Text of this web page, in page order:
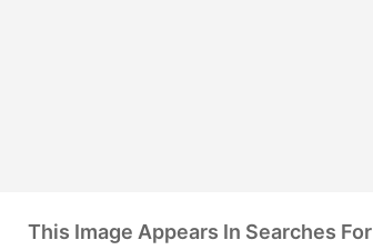
This Image Appears In Searches For